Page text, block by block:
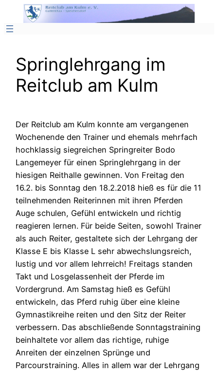
Inhalt
springen
Springlehrgang im
Reitclub am Kulm
Der Reitclub am Kulm konnte am vergangenen
Wochenende den Trainer und ehemals mehrfach
hochklassig siegreichen Springreiter Bodo
Langemeyer für einen Springlehrgang in der
hiesigen Reithalle gewinnen. Von Freitag den
16.2. bis Sonntag den 18.2.2018 hieß es für die 11
teilnehmenden Reiterinnen mit ihren Pferden
Auge schulen, Gefühl entwickeln und richtig
reagieren lernen. Für beide Seiten, sowohl Trainer
als auch Reiter, gestaltete sich der Lehrgang der
Klasse E bis Klasse L sehr abwechslungsreich,
lustig und vor allem lehrreich! Freitags standen
Takt und Losgelassenheit der Pferde im
Vordergrund. Am Samstag hieß es Gefühl
entwickeln, das Pferd ruhig über eine kleine
Gymnastikreihe reiten und den Sitz der Reiter
verbessern. Das abschließende Sonntagstraining
beinhaltete vor allem das richtige, ruhige
Anreiten der einzelnen Sprünge und
Parcourstraining. Alles in allem war der Lehrgang